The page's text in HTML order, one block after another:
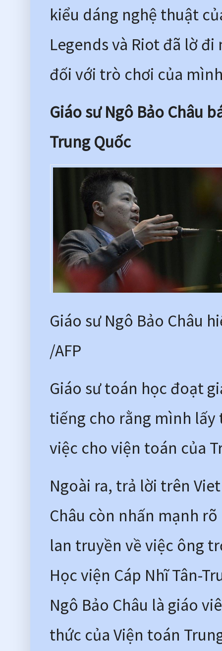
kiểu dáng nghệ thuật
Legends và Riot đã lờ
đối với trò chơi của
Giáo sư Ngô Bảo Châu
Trung Quốc
Giáo sư Ngô Bảo Châu
/AFP
Giáo sư toán học đoạt
tiếng cho rằng mình lấy
việc cho viện toán của
Ngoài ra, trả lời trên
Châu còn nhấn mạnh
lan truyền về việc ông
Học viện Cáp Nhĩ Tân-
Ngô Bảo Châu là giáo
thức của Viện toán